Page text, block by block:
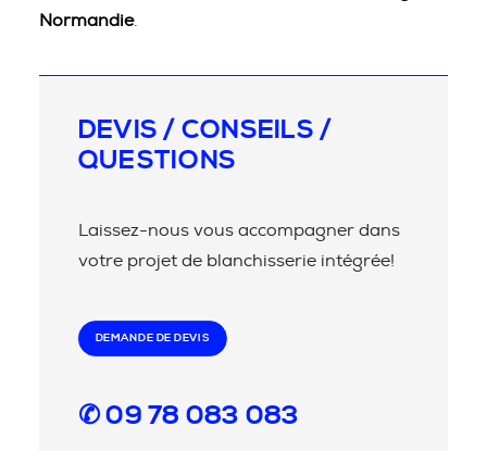
Normandie.
DEVIS / CONSEILS /
QUESTIONS
Laissez-nous vous accompagner dans
votre projet de blanchisserie intégrée!
DEMANDE DE DEVIS
✆ 09 78 083 083